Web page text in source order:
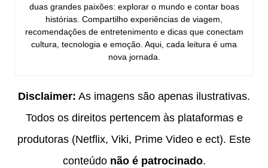
duas grandes paixões: explorar o mundo e contar boas
histórias. Compartilho experiências de viagem,
recomendações de entretenimento e dicas que conectam
cultura, tecnologia e emoção. Aqui, cada leitura é uma
nova jornada.
Disclaimer: As imagens são apenas ilustrativas.
Todos os direitos pertencem às plataformas e
produtoras (Netflix, Viki, Prime Video e ect). Este
conteúdo não é patrocinado.